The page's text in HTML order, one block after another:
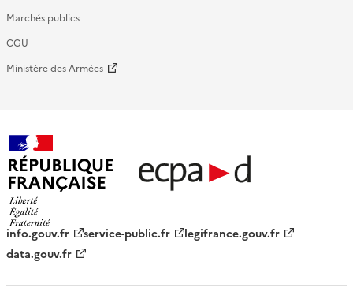
Marchés publics
CGU
Ministère des Armées
française - ECPAD
info.gouv.fr service-public.fr
legifrance.gouv.fr
data.gouv.fr